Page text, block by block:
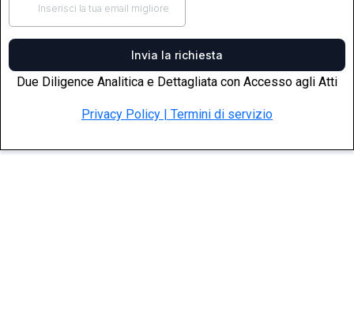
Invia la richiesta
Due Diligence Analitica e Dettagliata con Accesso agli Atti
Privacy Policy | Termini di servizio